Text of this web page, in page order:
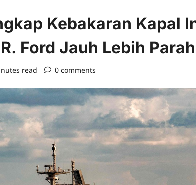
Kebakaran Kapal
Ford Jauh Lebih Parah
read 0 comments